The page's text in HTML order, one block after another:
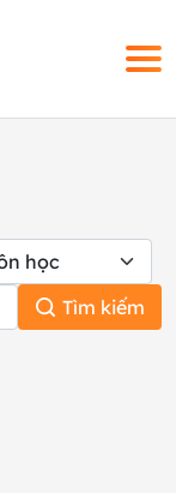
Tìm kiếm